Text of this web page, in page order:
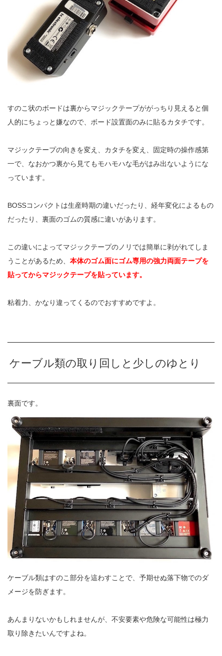
すのこ状のボードは裏からマジックテープががっちり見えると個
人的にちょっと嫌なので、ボード設置面のみに貼るカタチです。
マジックテープの向きを変え、カタチを変え、固定時の操作感第
一で、なおかつ裏から見てもモハモハな毛がはみ出ないようにな
っています。
BOSSコンパクトは生産時期の違いだったり、経年変化によるもの
だったり、裏面のゴムの質感に違いがあります。
この違いによってマジックテープのノリでは簡単に剥がれてしま
うことがあるため、 本体のゴム面にゴム専用の強力両面テープを
貼ってからマジックテープを貼っています。
粘着力、かなり違ってくるのでおすすめですよ。
ケーブル類の取り回しと少しのゆとり
裏面です。
ケーブル類はすのこ部分を這わすことで、予期せぬ落下物でのダ
メージを防ぎます。
あんまりないかもしれませんが、不安要素や危険な可能性は極力
取り除きたいんですよね。